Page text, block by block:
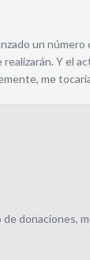
un
Y el
me
donaciones,